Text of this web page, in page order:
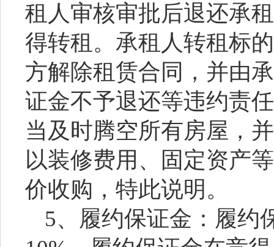
租人审核审批后退还承
得转租。承租人转租标
方解除租赁合同，并由
证金不予退还等违约责
当及时腾空所有房屋，
以装修费用、固定资产
价收购，特此说明。
5、履约保证金：履约